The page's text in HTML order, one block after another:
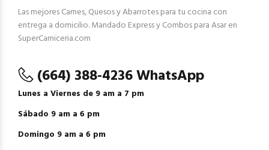
Las mejores Carnes, Quesos y Abarrotes para tu cocina con
entrega a domicilio. Mandado Express y Combos para Asar en
SuperCarniceria.com
(664) 388-4236 WhatsApp
Lunes a Viernes de 9 am a 7 pm
Sábado 9 am a 6 pm
Domingo 9 am a 6 pm